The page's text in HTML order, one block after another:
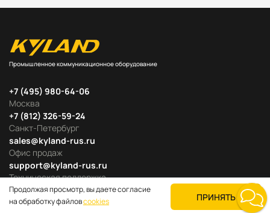
Промышленное коммуникационное оборудование
Москва
+7 (495) 980-64-06
Офис продаж
sales@kyland-rus.ru
Санкт-Петербург
+7 (812) 326-59-24
Техническая поддержка
support@kyland-rus.ru
Продолжая просмотр, вы даете согласие
на обработку файловcookies ПРИНЯТЬ